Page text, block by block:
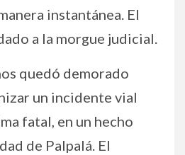
instantánea. El
a la morgue judicial.
quedó demorado
un incidente vial
fatal, en un hecho
de Palpalá. El